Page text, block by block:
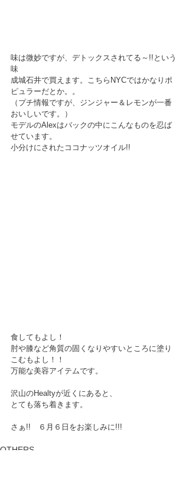
味は微妙ですが、デトックスされてる～!!という
味
成城石井で買えます。こちらNYCではかなりポ
ピュラーだとか。。
（プチ情報ですが、ジンジャー＆レモンが一番
おいしいです。）
モデルのAlexはバックの中にこんなものを忍ば
せています。
小分けにされたココナッツオイル!!
食してもよし！
肘や膝など角質の固くなりやすいところに塗り
こむもよし！！
万能な美容アイテムです。
沢山のHealtyが近くにあると、
とても落ち着きます。
さぁ!!　６月６日をお楽しみに!!!
OTHERS